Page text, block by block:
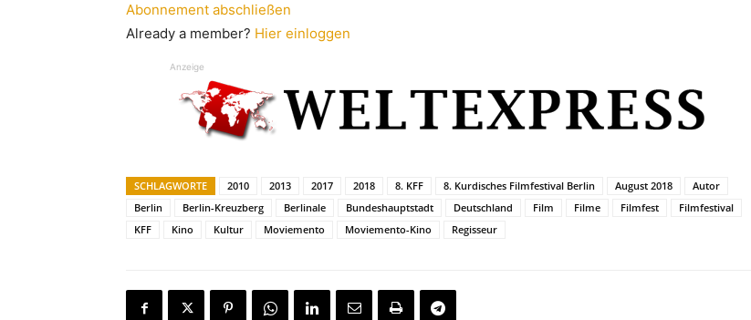
Abonnement abschließen
Already a member? Hier einloggen
Anzeige
SCHLAGWORTE 2010 2013 2017 2018 8. KFF 8. Kurdisches Filmfestival Berlin August 2018
Autor
Berlin
Berlin-Kreuzberg Berlinale Bundeshauptstadt Deutschland Film Filme Filmfest
Filmfestival
KFF
Kino Kultur Moviemento Moviemento-Kino Regisseur